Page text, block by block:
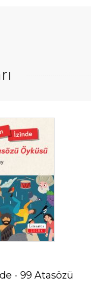
- 99 Atasözü